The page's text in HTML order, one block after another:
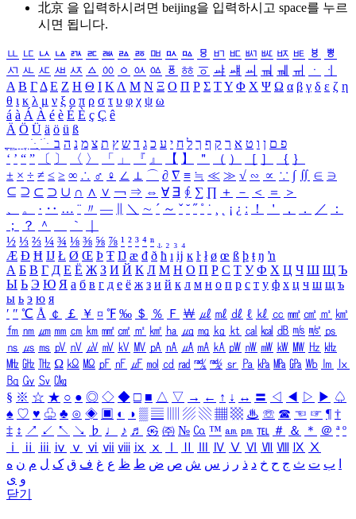
北京 을 입력하시려면 beijing을 입력하시고 space를 누르
시면 됩니다.
ㅥ ㅦ ㅧ ㅨ ㅩ ㅪ ㅫ ㅬ ㅭ ㅮ ㅯ ㅰ ㅱ ㅲ ㅳ ㅴ ㅵ ㅶ ㅷ ㅸ
ㅹ
ㅺ ㅻ ㅼ ㅽ ㅾ ㅿ ㆀ ㆁ ㆂ ㆃ ㆄ ㆅ ㆆ ㆇ ㆈ ㆉ ㆊ ㆋ ㆌ ㆍ
ㆎ
Α Β ΓΔ Ε Ζ Η Θ Ι ΚΛ Μ Ν Ξ Ο Π Ρ Σ ΤΥ Φ Χ Ψ Ω α β γ δ ε ζ η
θ ι κ λ μ ν ξ ο π ρ σ τ υ φ χ ψ ω
á à Á À é è É È ç Ç ê
Ä Ö Ü ä ö ü ß
ִֶֹ ֻּ ׁׂ פ ם ן ו ט א ר ק ף ך ל ח י ע כ ג ד ש ץ ת צ מ נ ה ב
‘ ’ “ ” 〔 〕 〈 〉 「 」 『 』 【 】 ＂ （ ） ［ ］ ｛ ｝
± × ÷ ≠ ≤ ≥ ∞ ∴ ♂ ♀ ∠ ⊥ ⌒ ∂ ∇ ≡ ≒ ≪ ≫ √ ∽ ∝ ∵ ∫ ∬ ∈ ∋
⊆ ⊇ ⊂ ⊃ ∪ ∩ ∧ ∨ ￢ ⇒ ⇔ ∀ ∃ ∮ ∑ ∏ ＋ － ＜ ＝
＞
、
。 · ‥ … ¨ 〃 ― ＼ ∼ ´ ～ ˇ ˘ ˝ ˚ ˙ ¸ ¡ ¿ ː ！ ＇ ， ． ／
：
；
？ ＾ ｀
½ ⅓ ⅔ ¼ ¾ ⅛ ⅜ ⅝ ⅞ ¹ ² ³ ⁴ ⁿ ₁ ₂ ₃ ₄
Æ Ð Ħ Ĳ Ł Ø Œ Þ Ŧ Ŋ æ đ ð ħ ı ĳ ĸ ŀ ł ø œ ß þ ŧ ŋ ŉ
А Б В Г Д Е Ё Ж З И Й К Л М Н О П Р С Т У Ф Х Ц Ч Ш Щ Ъ
Ы Ь Э Ю Я а б в г д е ё ж з и й к л м н о п р с т у ф х ц ч ш щ ъ
ы ь э ю я
′ ″ ℃ Å ￠ ￡ ￥ ¤ ℉ ‰ ＄ ％ Ｆ ￦ ㎕ ㎖ ㎗ ℓ ㎘ ㏄ ㎣ ㎤ ㎥ ㎦
㎙ ㎚ ㎛ ㎜ ㎝ ㎞ ㎟ ㎠ ㎡ ㎢ ㏊ ㎍ ㎎ ㎏ ㏏ ㎈ ㎉ ㏈ ㎧ ㎨ ㎰
㎱ ㎲ ㎳ ㎴ ㎵ ㎶ ㎷ ㎸ ㎹ ㎀ ㎁ ㎂ ㎃ ㎄ ㎺ ㎻ ㎽ ㎾ ㎿ ㎐ ㎑
㎒ ㎓ ㎔ Ω ㏀ ㏁ ㎊ ㎋ ㎌ ㏖ ㏅ ㎭ ㎮ ㎯ ㏛ ㎩ ㎪ ㎫ ㎬ ㏝ ㏐
㏓
㏃ ㏉ ㏜ ㏆
§ ※ ☆ ★ ○ ● ◎ ◇ ◆ □ ■ △ ▽ → ← ↑ ↓ ↔ 〓 ◁ ◀ ▷ ▶ ♤
♠ ♡ ♥ ♧ ♣ ⊙ ◈ ▣ ◐ ◑ ▒ ▤ ▨ ▧ ▦ ▩ ♨ ☏ ☎ ☜ ☞ ¶ †
‡ ↕ ↗ ↙ ↖ ↘ ♭ ♩ ♪ ♬ ㉿ ㈜ № ㏇ ™ ㏂ ㏘ ℡ ＃ ＆ ＊ ＠ ª º
ⅰ
ⅱ ⅲ ⅳ ⅴ ⅵ ⅶ ⅷ ⅸ ⅹ Ⅳ Ⅴ Ⅵ Ⅶ Ⅷ Ⅸ Ⅹ
ب ت ث ج ح خ د ذ ر ز س ش ص ض ط ظ ع غ ف ق ک ل م ن ه
و ی
닫기